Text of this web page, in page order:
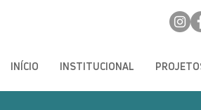
INÍCIO INSTITUCIONAL